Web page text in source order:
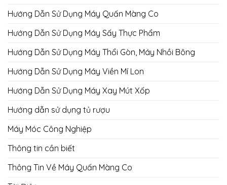
Hướng Dẫn Sử Dụng Máy Quấn Màng Co
Hướng Dẫn Sử Dụng Máy Sấy Thực Phẩm
Hướng Dẫn Sử Dụng Máy Thổi Gòn, Máy Nhồi Bông
Hướng Dẫn Sử Dụng Máy Viền Mí Lon
Hướng Dẫn Sử Dụng Máy Xay Mút Xốp
Hướng dẫn sử dụng tủ rượu
Máy Móc Công Nghiệp
Thông tin cần biết
Thông Tin Về Máy Quấn Màng Co